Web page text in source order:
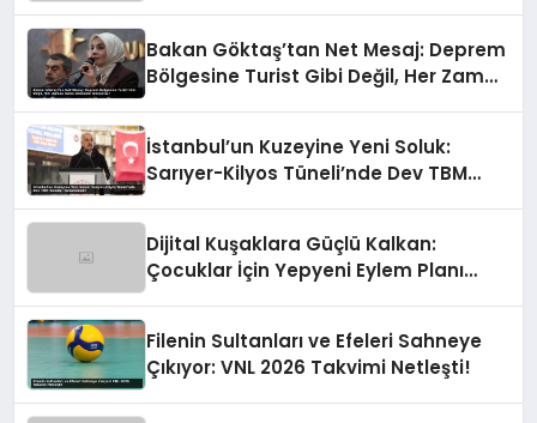
Bakan Göktaş’tan Net Mesaj: Deprem
Bölgesine Turist Gibi Değil, Her Zaman
İstanbul’un Kuzeyine Yeni Soluk:
Sarıyer-Kilyos Tüneli’nde Dev TBM
Dijital Kuşaklara Güçlü Kalkan:
Çocuklar İçin Yepyeni Eylem Planı
Filenin Sultanları ve Efeleri Sahneye
Çıkıyor: VNL 2026 Takvimi Netleşti!